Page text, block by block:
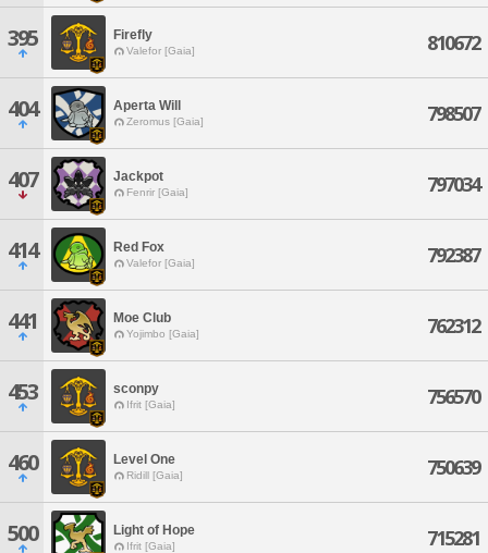
395 Firefly
Valefor [Gaia] 810672
404 Aperta Will
Zeromus [Gaia] 798507
407 Jackpot
Fenrir [Gaia] 797034
414 Red Fox
Valefor [Gaia] 792387
441 Moe Club
Yojimbo [Gaia] 762312
453 sconpy
Ifrit [Gaia] 756570
460 Level One
Ridill [Gaia] 750639
500 Light of Hope
Ifrit [Gaia] 715281